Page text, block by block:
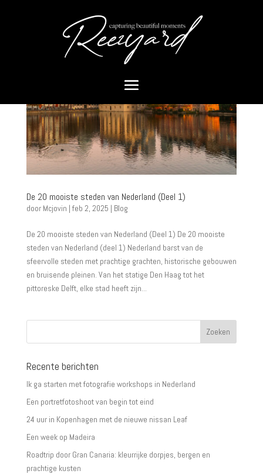
De 20 mooiste steden van Nederland (Deel 1)
door Mcjovin | feb 2, 2025 | Blog
De 20 mooiste steden van Nederland (Deel 1) De 20 mooiste
steden van Nederland (deel 1) Nederland barst van de
sfeervolle steden met prachtige grachten, historische gebouwen
en bruisende pleinen. Van het statige Den Haag tot het
pittoreske Delft, elke stad heeft zijn...
Recente berichten
Ik ga starten met fotografie workshops in Nederland
Een portretfotoshoot van begin tot eind
24 uur in Kopenhagen met de nieuwe nissan Leaf
Een week op Madeira
Roadtrip door Gran Canaria: kleurrijke dorpjes, bergen en
prachtige kusten